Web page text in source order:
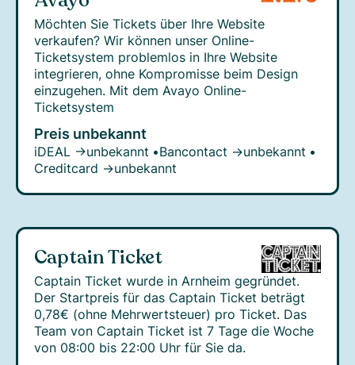
Möchten Sie Tickets über Ihre Website
verkaufen? Wir können unser Online-
Ticketsystem problemlos in Ihre Website
integrieren, ohne Kompromisse beim Design
einzugehen. Mit dem Avayo Online-
Ticketsystem
Preis unbekannt
iDEAL →unbekannt •Bancontact →unbekannt •
Creditcard →unbekannt
Captain Ticket
Captain Ticket wurde in Arnheim gegründet.
Der Startpreis für das Captain Ticket beträgt
0,78€ (ohne Mehrwertsteuer) pro Ticket. Das
Team von Captain Ticket ist 7 Tage die Woche
von 08:00 bis 22:00 Uhr für Sie da.